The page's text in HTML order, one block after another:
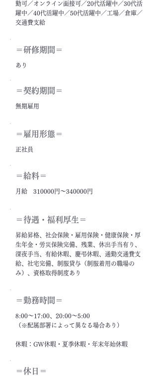
勤可／オンライン面接可／20代活躍中／30代活
躍中／40代活躍中／50代活躍中／工場／倉庫／
交通費支給
＝​研修期間＝
あり
＝契約期間＝
無期雇用
＝雇用形態＝
正社員
＝給料＝
月給 310000円～340000円
＝​待遇・福利厚生＝
昇給昇格、社会保険・雇用保険・健康保険・厚
生年金・労災保険完備、残業、休出手当有り、
深夜手当、有給休暇、慶弔休暇、通勤交通費支
給、社宅完備、制服貸与（制服着用の職場の
み）、資格取得制度あり
＝勤務時間＝
8:00～17:00、20:00～5:00
（※配属部署によって異なる場合あり）
休暇：GW休暇・夏季休暇・年末年始休暇
＝休日＝